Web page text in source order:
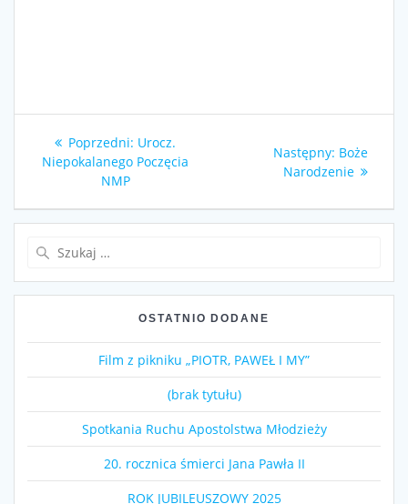
Nawigacja
wpisu
Poprzedni: Poprzedni
wpis:
Urocz.
Niepokalanego Poczęcia
NMP
Następny: Następny
wpis:
Boże
Narodzenie
OSTATNIO DODANE
Film z pikniku „PIOTR, PAWEŁ I MY”
(brak tytułu)
Spotkania Ruchu Apostolstwa Młodzieży
20. rocznica śmierci Jana Pawła II
ROK JUBILEUSZOWY 2025